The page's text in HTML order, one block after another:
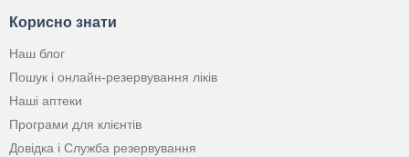
Корисно знати
Наш блог
Пошук і онлайн-резервування ліків
Наші аптеки
Програми для клієнтів
Довідка і Служба резервування